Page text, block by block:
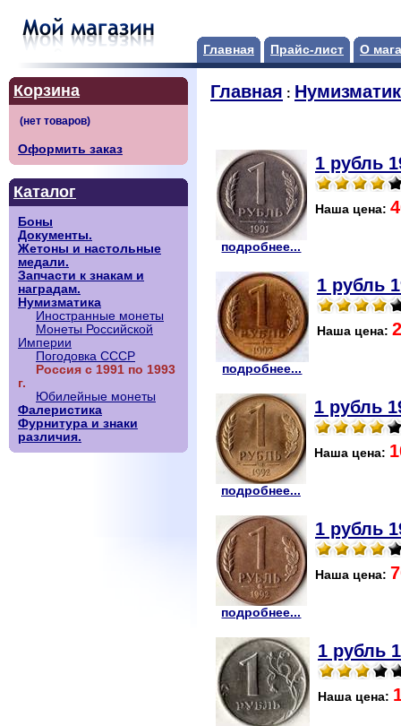
Главная Прайс-лист О
Корзина
Оформить заказ
Каталог
Боны
Документы.
Жетоны и настольные
медали.
Запчасти к знакам и
наградам.
Нумизматика
Иностранные монеты
Монеты Российской
Империи
Погодовка СССР
Россия с 1991 по 1993
г.
Юбилейные монеты
Фалеристика
Фурнитура и знаки
различия.
Главная :
подробнее...
1 рубль
Наша цена:
подробнее...
1 рубль
Наша цена:
подробнее...
1 рубль
Наша цена:
подробнее...
1 рубль
Наша цена:
1 рубль
Наша цена: